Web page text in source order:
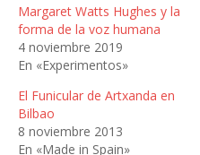
Margaret Watts Hughes y la
forma de la voz humana
4 noviembre 2019
En «Experimentos»
El Funicular de Artxanda en
Bilbao
8 noviembre 2013
En «Made in Spain»